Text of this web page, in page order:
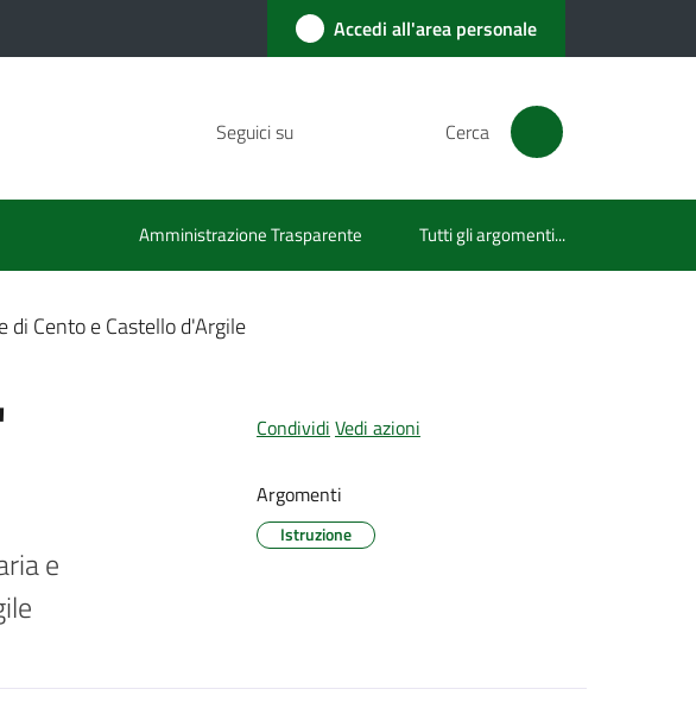
Accedi all'area personale
Seguici su Cerca
Amministrazione Trasparente Tutti gli argomenti...
Cento e Castello d'Argile
e
Condividi Vedi azioni
Argomenti
Istruzione